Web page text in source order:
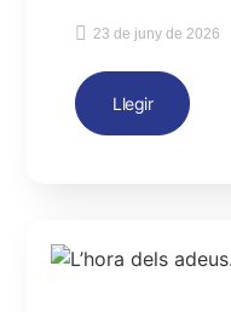
23 de juny de 2026
Llegir